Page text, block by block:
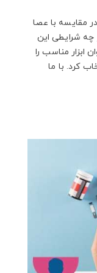
مقایسه با عصا
شرایطی این
مناسب را
کرد. با ما